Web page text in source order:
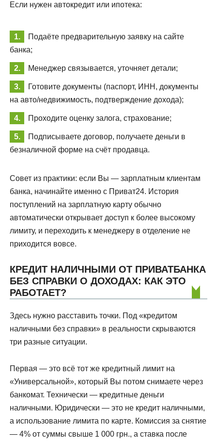
Если нужен автокредит или ипотека:
Подаёте предварительную заявку на сайте
банка;
Менеджер связывается, уточняет детали;
Готовите документы (паспорт, ИНН, документы
на авто/недвижимость, подтверждение дохода);
Проходите оценку залога, страхование;
Подписываете договор, получаете деньги в
безналичной форме на счёт продавца.
Совет из практики: если Вы — зарплатным клиентам
банка, начинайте именно с Приват24. История
поступлений на зарплатную карту обычно
автоматически открывает доступ к более высокому
лимиту, и переходить к менеджеру в отделение не
приходится вовсе.
КРЕДИТ НАЛИЧНЫМИ ОТ ПРИВАТБАНКА
БЕЗ СПРАВКИ О ДОХОДАХ: КАК ЭТО
РАБОТАЕТ?
Здесь нужно расставить точки. Под «кредитом
наличными без справки» в реальности скрываются
три разные ситуации.
Первая — это всё тот же кредитный лимит на
«Универсальной», который Вы потом снимаете через
банкомат. Технически — кредитные деньги
наличными. Юридически — это не кредит наличными,
а использование лимита по карте. Комиссия за снятие
— 4% от суммы свыше 1 000 грн., а ставка после